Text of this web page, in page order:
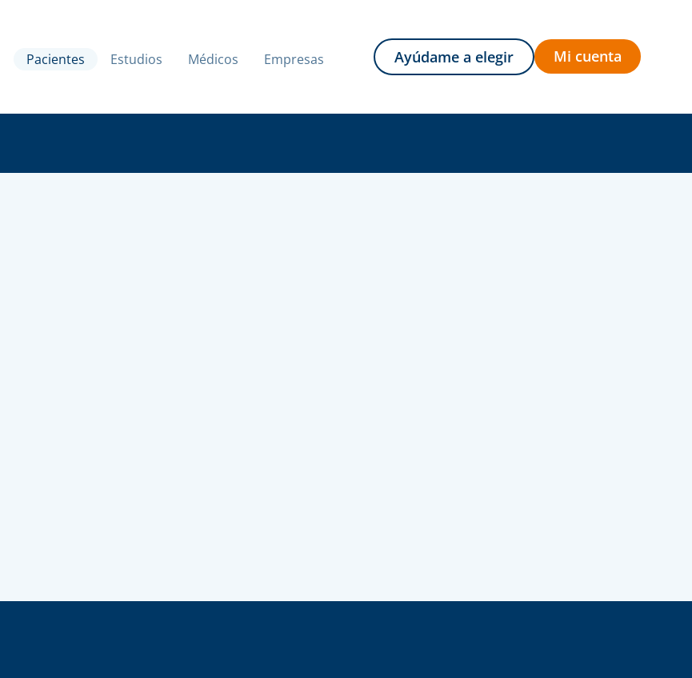
Pacientes Estudios Médicos Empresas Ayúdame a elegir Mi cuenta